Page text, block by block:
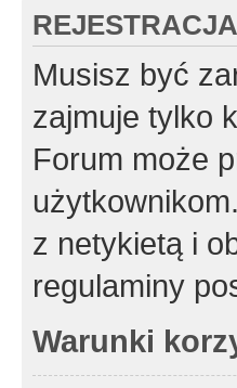
REJESTRACJA
Musisz być
zajmuje tylko
Forum może
z netykietą i
regulaminy
Warunki